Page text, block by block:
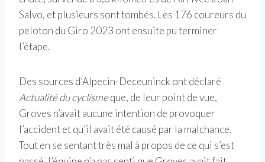
Salvo, et plusieurs sont tombés. Les 176 coureurs du
peloton du Giro 2023 ont ensuite pu terminer
l’étape.
Des sources d’Alpecin-Deceuninck ont ​​déclaré
Actualité du cyclismeque, de leur point de vue,
Groves n’avait aucune intention de provoquer
l’accident et qu’il avait été causé par la malchance.
Tout en se sentant très mal à propos de ce qui s’est